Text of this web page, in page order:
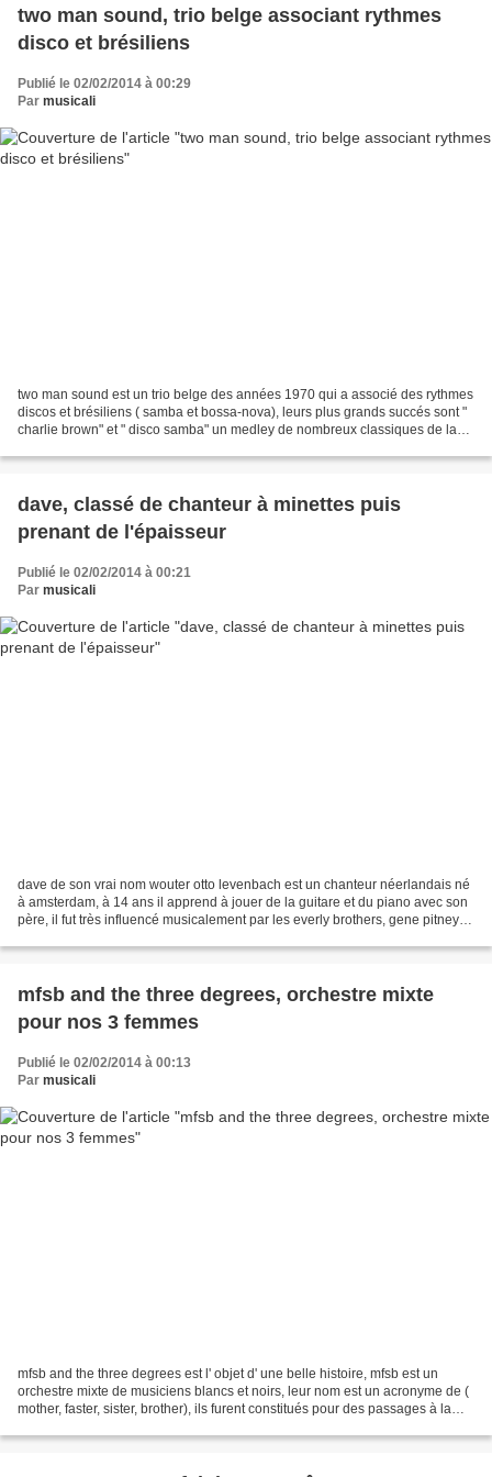
two man sound, trio belge associant rythmes
disco et brésiliens
Publié le 02/02/2014 à 00:29
Par musicali
two man sound est un trio belge des années 1970 qui a associé des rythmes
discos et brésiliens ( samba et bossa-nova), leurs plus grands succés sont "
charlie brown" et " disco samba" un medley de nombreux classiques de la
dave, classé de chanteur à minettes puis
prenant de l'épaisseur
Publié le 02/02/2014 à 00:21
Par musicali
dave de son vrai nom wouter otto levenbach est un chanteur néerlandais né
à amsterdam, à 14 ans il apprend à jouer de la guitare et du piano avec son
père, il fut très influencé musicalement par les everly brothers, gene pitney et
mfsb and the three degrees, orchestre mixte
pour nos 3 femmes
Publié le 02/02/2014 à 00:13
Par musicali
mfsb and the three degrees est l' objet d' une belle histoire, mfsb est un
orchestre mixte de musiciens blancs et noirs, leur nom est un acronyme de (
mother, faster, sister, brother), ils furent constitués pour des passages à la